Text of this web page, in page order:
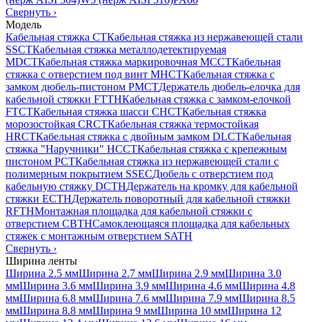
Свернуть ›
Модель
Кабельная стяжка CTКабельная стяжка из нержавеющей стали
SSCTКабельная стяжка металлодетектируемая
MDCTКабельная стяжка маркировочная MCCTКабельная
стяжка с отверстием под винт MHCTКабельная стяжка с
замком дюбель-пистоном PMCTДержатель дюбель-елочка для
кабельной стяжки FTTHКабельная стяжка c замком-елочкой
FTCTКабельная стяжка шасси CHCTКабельная стяжка
морозостойкая CRCTКабельная стяжка термостойкая
HRCTКабельная стяжка с двойным замком DLCTКабельная
стяжка "Наручники" HCCTКабельная стяжка с крепежным
пистоном PCTКабельная стяжка из нержавеющей стали с
полимерным покрытием SSECДюбель с отверстием под
кабельную стяжку DCTHДержатель на кромку для кабельной
стяжки ECTHДержатель поворотный для кабельной стяжки
RFTHМонтажная площадка для кабельной стяжки с
отверстием CBTHСамоклеющаяся площадка для кабельных
стяжек с монтажным отверстием SATH
Свернуть ›
Ширина ленты
Ширина 2.5 ммШирина 2.7 ммШирина 2.9 ммШирина 3.0
ммШирина 3.6 ммШирина 3.9 ммШирина 4.6 ммШирина 4.8
ммШирина 6.8 ммШирина 7.6 ммШирина 7.9 ммШирина 8.5
ммШирина 8.8 ммШирина 9 ммШирина 10 ммШирина 12